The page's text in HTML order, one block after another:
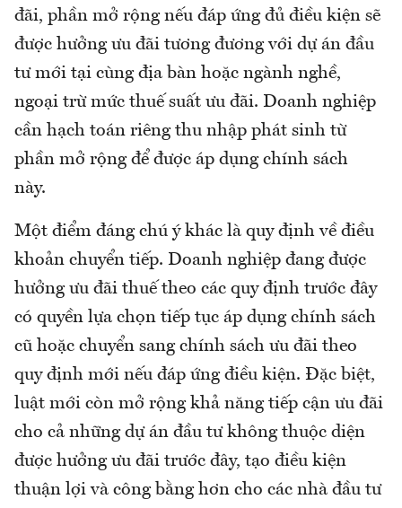
đãi, phần mở rộng nếu đáp ứng đủ điều kiện sẽ
được hưởng ưu đãi tương đương với dự án đầu
tư mới tại cùng địa bàn hoặc ngành nghề,
ngoại trừ mức thuế suất ưu đãi. Doanh nghiệp
cần hạch toán riêng thu nhập phát sinh từ
phần mở rộng để được áp dụng chính sách
này.
Một điểm đáng chú ý khác là quy định về điều
khoản chuyển tiếp. Doanh nghiệp đang được
hưởng ưu đãi thuế theo các quy định trước đây
có quyền lựa chọn tiếp tục áp dụng chính sách
cũ hoặc chuyển sang chính sách ưu đãi theo
quy định mới nếu đáp ứng điều kiện. Đặc biệt,
luật mới còn mở rộng khả năng tiếp cận ưu đãi
cho cả những dự án đầu tư không thuộc diện
được hưởng ưu đãi trước đây, tạo điều kiện
thuận lợi và công bằng hơn cho các nhà đầu tư